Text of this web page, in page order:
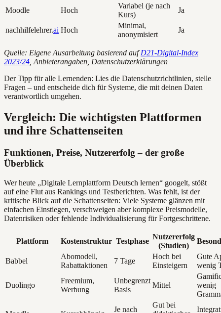
Moodle
Hoch
Variabel (je nach
Kurs)
Ja
nachhilfelehrer.ai Hoch
Minimal,
anonymisiert
Ja
Quelle: Eigene Ausarbeitung basierend aufD21-Digital-Index
2023/24, Anbieterangaben, Datenschutzerklärungen
Der Tipp für alle Lernenden: Lies die Datenschutzrichtlinien, stelle
Fragen – und entscheide dich für Systeme, die mit deinen Daten
verantwortlich umgehen.
Vergleich: Die wichtigsten Plattformen
und ihre Schattenseiten
Funktionen, Preise, Nutzererfolg – der große
Überblick
Wer heute „Digitale Lernplattform Deutsch lernen“ googelt, stößt
auf eine Flut aus Rankings und Testberichten. Was fehlt, ist der
kritische Blick auf die Schattenseiten: Viele Systeme glänzen mit
einfachen Einstiegen, verschweigen aber komplexe Preismodelle,
Datenrisiken oder fehlende Individualisierung für Fortgeschrittene.
Plattform Kostenstruktur Testphase
Nutzererfolg
(Studien)
Babbel
Abomodell,
Rabattaktionen
7 Tage
Hoch bei
Einsteigern
Gute
wenig
Duolingo
Freemium,
Werbung
Unbegrenzt
Basis
Mittel
wenig
Je nach
Gut bei